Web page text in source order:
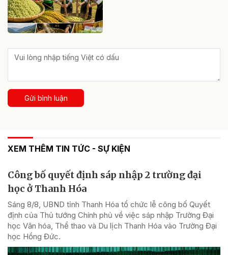
Gửi bình luận
XEM THÊM TIN TỨC - SỰ KIỆN
Công bố quyết định sáp nhập 2 trường đại
học ở Thanh Hóa
Sáng 8/8, UBND tỉnh Thanh Hóa tổ chức lễ công bố Quyết
định của Thủ tướng Chính phủ về việc sáp nhập Trường Đại
học Văn hóa, Thể thao và Du lịch Thanh Hóa vào Trường Đại
học Hồng Đức.